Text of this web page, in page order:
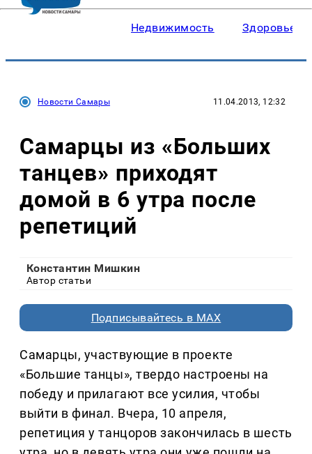
Недвижимость Здоровье
Новости Самары 11.04.2013, 12:32
Самарцы из «Больших
танцев» приходят
домой в 6 утра после
репетиций
Константин Мишкин
Автор статьи
Подписывайтесь в MAX
Самарцы, участвующие в проекте
«Большие танцы», твердо настроены на
победу и прилагают все усилия, чтобы
выйти в финал. Вчера, 10 апреля,
репетиция у танцоров закончилась в шесть